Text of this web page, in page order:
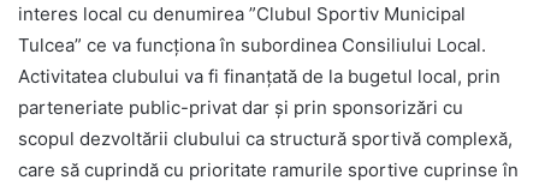
interes local cu denumirea ”Clubul Sportiv Municipal
Tulcea” ce va funcționa în subordinea Consiliului Local.
Activitatea clubului va fi finanțată de la bugetul local, prin
parteneriate public-privat dar și prin sponsorizări cu
scopul dezvoltării clubului ca structură sportivă complexă,
care să cuprindă cu prioritate ramurile sportive cuprinse în